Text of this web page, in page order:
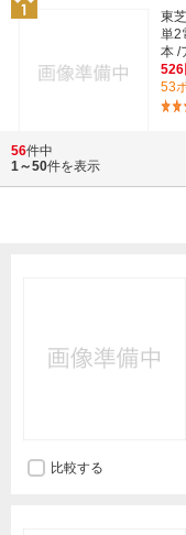
東
単2
本 /
526
53
56件中
1～50件を表示
比較する